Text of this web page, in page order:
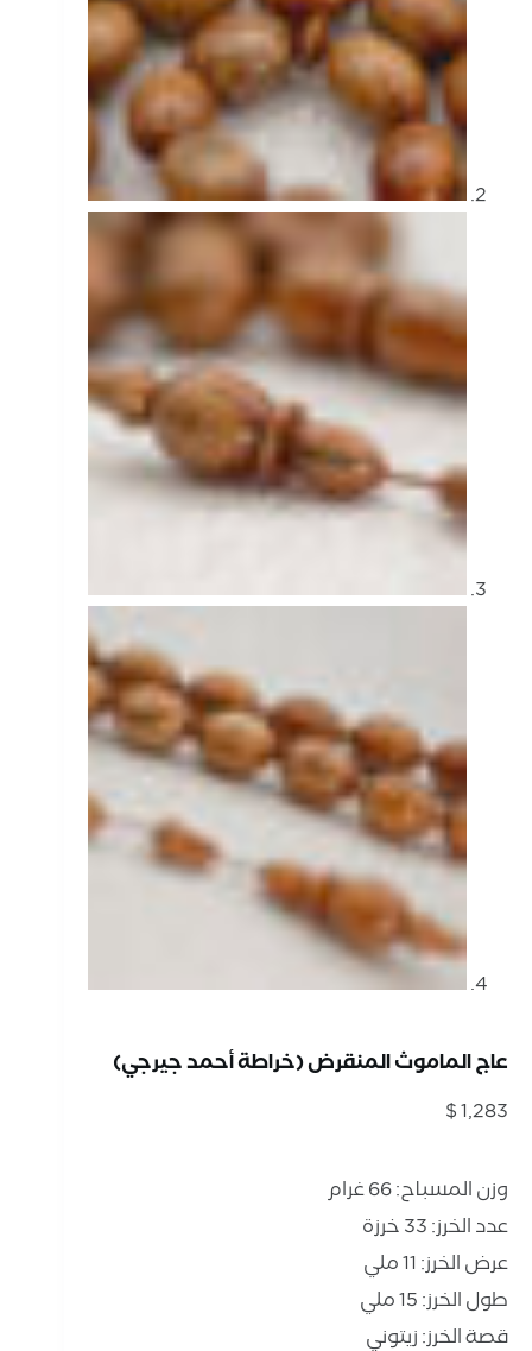
عاج الماموث المنقرض (خراطة أحمد جيرجي)
$1,283
وزن المسباح: 66 غرام
عدد الخرز: 33 خرزة
عرض الخرز: 11 ملي
طول الخرز: 15 ملي
قصة الخرز: زيتوني